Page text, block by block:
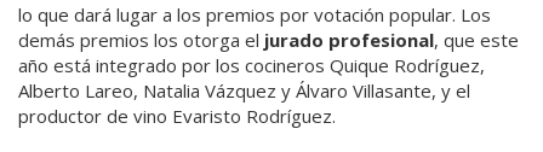
lo que dará lugar a los premios por votación popular. Los
demás premios los otorga el jurado profesional, que este
año está integrado por los cocineros Quique Rodríguez,
Alberto Lareo, Natalia Vázquez y Álvaro Villasante, y el
productor de vino Evaristo Rodríguez.